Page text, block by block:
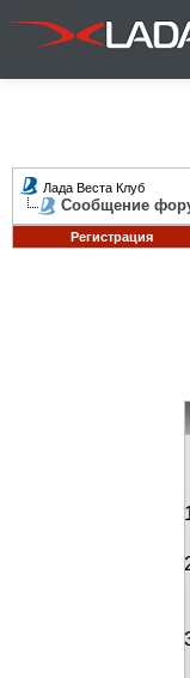
Лада Веста Клуб
Сообщение
Регистрация